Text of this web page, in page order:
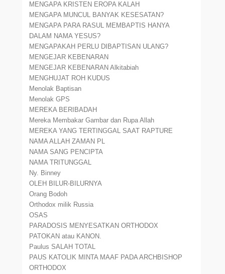
MENGAPA KRISTEN EROPA KALAH
MENGAPA MUNCUL BANYAK KESESATAN?
MENGAPA PARA RASUL MEMBAPTIS HANYA
DALAM NAMA YESUS?
MENGAPAKAH PERLU DIBAPTISAN ULANG?
MENGEJAR KEBENARAN
MENGEJAR KEBENARAN Alkitabiah
MENGHUJAT ROH KUDUS
Menolak Baptisan
Menolak GPS
MEREKA BERIBADAH
Mereka Membakar Gambar dan Rupa Allah
MEREKA YANG TERTINGGAL SAAT RAPTURE
NAMA ALLAH ZAMAN PL
NAMA SANG PENCIPTA
NAMA TRITUNGGAL
Ny. Binney
OLEH BILUR-BILURNYA
Orang Bodoh
Orthodox milik Russia
OSAS
PARADOSIS MENYESATKAN ORTHODOX
PATOKAN atau KANON.
Paulus SALAH TOTAL
PAUS KATOLIK MINTA MAAF PADA ARCHBISHOP
ORTHODOX